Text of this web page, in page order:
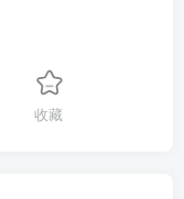
收藏